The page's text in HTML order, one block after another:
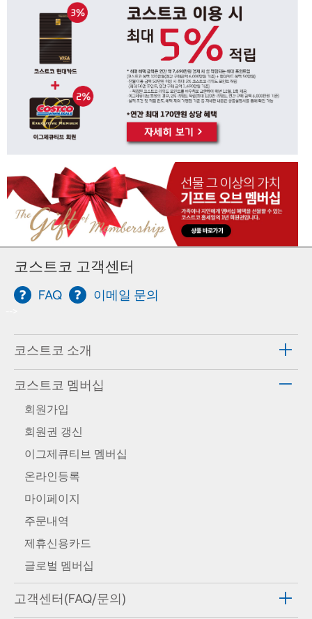
코스트코 고객센터
FAQ 이메일 문의
코스트코 소개
코스트코 멤버십
회원가입
회원권 갱신
이그제큐티브 멤버십
온라인등록
마이페이지
주문내역
제휴신용카드
글로벌 멤버십
고객센터(FAQ/문의)